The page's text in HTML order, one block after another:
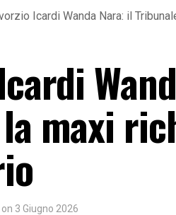
Icardi Wanda Nara: il
maxi
on 3 Giugno 2026